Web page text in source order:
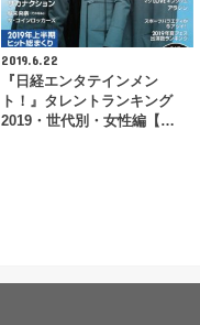
2019.6.22
『日経エンタテインメン
ト！』タレントランキング
2019・世代別・女性編【…